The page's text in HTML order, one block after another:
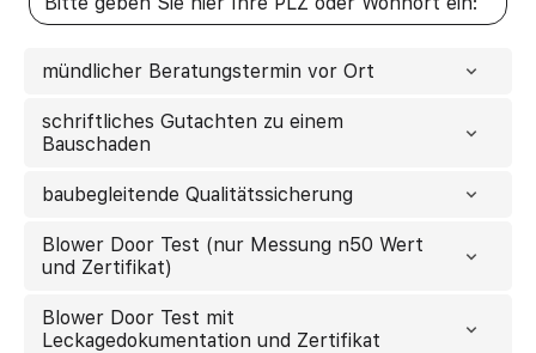
mündlicher Beratungstermin vor Ort
schriftliches Gutachten zu einem
Bauschaden
baubegleitende Qualitätssicherung
Blower Door Test (nur Messung n50 Wert
und Zertifikat)
Blower Door Test mit
Leckagedokumentation und Zertifikat